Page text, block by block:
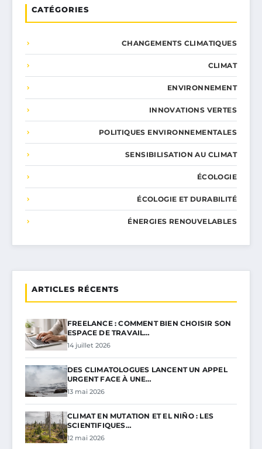
CATÉGORIES
CHANGEMENTS CLIMATIQUES
CLIMAT
ENVIRONNEMENT
INNOVATIONS VERTES
POLITIQUES ENVIRONNEMENTALES
SENSIBILISATION AU CLIMAT
ÉCOLOGIE
ÉCOLOGIE ET DURABILITÉ
ÉNERGIES RENOUVELABLES
ARTICLES RÉCENTS
FREELANCE : COMMENT BIEN CHOISIR SON
ESPACE DE TRAVAIL…
14 juillet 2026
DES CLIMATOLOGUES LANCENT UN APPEL
URGENT FACE À UNE…
13 mai 2026
CLIMAT EN MUTATION ET EL NIÑO : LES
SCIENTIFIQUES…
12 mai 2026